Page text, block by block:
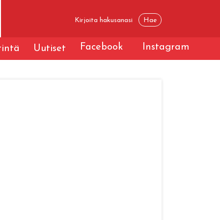
Uutiset Facebook Instagram